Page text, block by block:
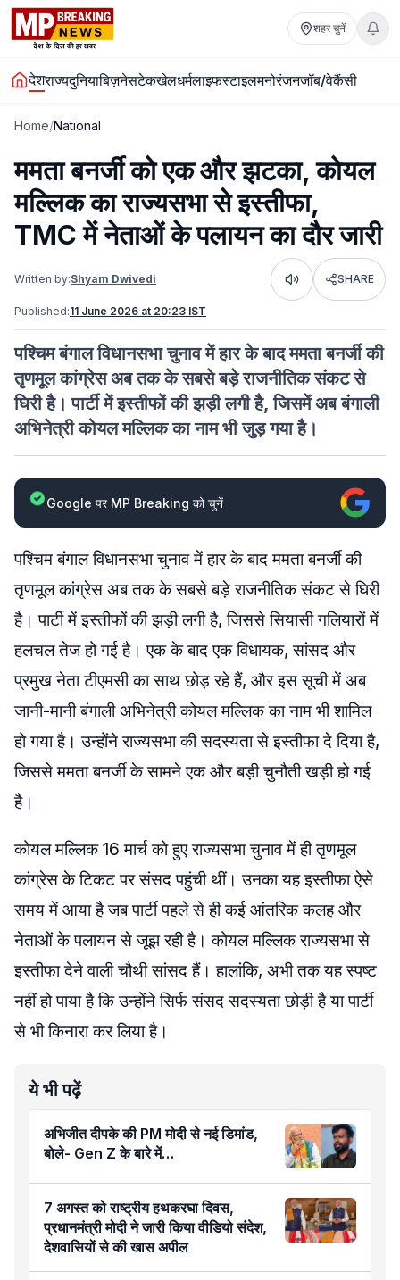
शहर चुनें
देशराज्यदुनियाबिज़नेसटेकखेलधर्मलाइफस्टाइलमनोरंजनजॉब/वेकैंसी
Home/National
ममता बनर्जी को एक और झटका, कोयल
मल्लिक का राज्यसभा से इस्तीफा,
TMC में नेताओं के पलायन का दौर जारी
Written by:Shyam Dwivedi Listen SHARE
Published:11 June 2026 at 20:23 IST
पश्चिम बंगाल विधानसभा चुनाव में हार के बाद ममता बनर्जी की
तृणमूल कांग्रेस अब तक के सबसे बड़े राजनीतिक संकट से
घिरी है। पार्टी में इस्तीफों की झड़ी लगी है, जिसमें अब बंगाली
अभिनेत्री कोयल मल्लिक का नाम भी जुड़ गया है।
Google पर MP Breaking को चुनें
पश्चिम बंगाल विधानसभा चुनाव में हार के बाद ममता बनर्जी की
तृणमूल कांग्रेस अब तक के सबसे बड़े राजनीतिक संकट से घिरी
है। पार्टी में इस्तीफों की झड़ी लगी है, जिससे सियासी गलियारों में
हलचल तेज हो गई है। एक के बाद एक विधायक, सांसद और
प्रमुख नेता टीएमसी का साथ छोड़ रहे हैं, और इस सूची में अब
जानी-मानी बंगाली अभिनेत्री कोयल मल्लिक का नाम भी शामिल
हो गया है। उन्होंने राज्यसभा की सदस्यता से इस्तीफा दे दिया है,
जिससे ममता बनर्जी के सामने एक और बड़ी चुनौती खड़ी हो गई
है।
कोयल मल्लिक 16 मार्च को हुए राज्यसभा चुनाव में ही तृणमूल
कांग्रेस के टिकट पर संसद पहुंची थीं। उनका यह इस्तीफा ऐसे
समय में आया है जब पार्टी पहले से ही कई आंतरिक कलह और
नेताओं के पलायन से जूझ रही है। कोयल मल्लिक राज्यसभा से
इस्तीफा देने वाली चौथी सांसद हैं। हालांकि, अभी तक यह स्पष्ट
नहीं हो पाया है कि उन्होंने सिर्फ संसद सदस्यता छोड़ी है या पार्टी
से भी किनारा कर लिया है।
ये भी पढ़ें
अभिजीत दीपके की PM मोदी से नई डिमांड,
बोले- Gen Z के बारे में…
7 अगस्त को राष्ट्रीय हथकरघा दिवस,
प्रधानमंत्री मोदी ने जारी किया वीडियो संदेश,
देशवासियों से की खास अपील